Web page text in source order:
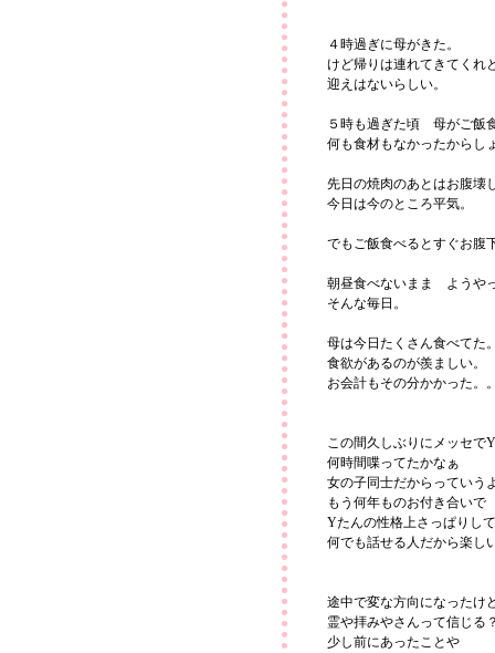
４時過ぎに母がきた。
けど帰りは連れてきてくれ
迎えはないらしい。
５時も過ぎた頃 母がご飯
何も食材もなかったからし
先日の焼肉のあとはお腹壊
今日は今のところ平気。
でもご飯食べるとすぐお腹
朝昼食べないまま ようや
そんな毎日。
母は今日たくさん食べてた
食欲があるのが羨ましい。
お会計もその分かかった。
この間久しぶりにメッセで
何時間喋ってたかなぁ
女の子同士だからっていう
もう何年ものお付き合いで
Yたんの性格上さっぱりし
何でも話せる人だから楽し
途中で変な方向になったけ
霊や拝みやさんって信じる
少し前にあったことや